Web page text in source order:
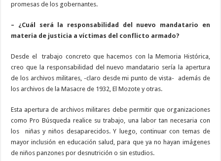
promesas de los gobernantes.
– ¿Cuál será la responsabilidad del nuevo mandatario en
materia de justicia a víctimas del conflicto armado?
Desde el trabajo concreto que hacemos con la Memoria Histórica,
creo que la responsabilidad del nuevo mandatario sería la apertura
de los archivos militares, -claro desde mi punto de vista- además de
los archivos de la Masacre de 1932, El Mozote y otras.
Esta apertura de archivos militares debe permitir que organizaciones
como Pro Búsqueda realice su trabajo, una labor tan necesaria con
los niñas y niños desaparecidos. Y luego, continuar con temas de
mayor inclusión en educación salud, para que ya no hayan imágenes
de niños panzones por desnutrición o sin estudios.